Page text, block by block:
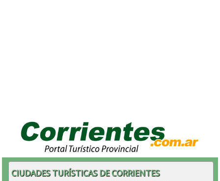
CIUDADES TURÍSTICAS DE CORRIENTES